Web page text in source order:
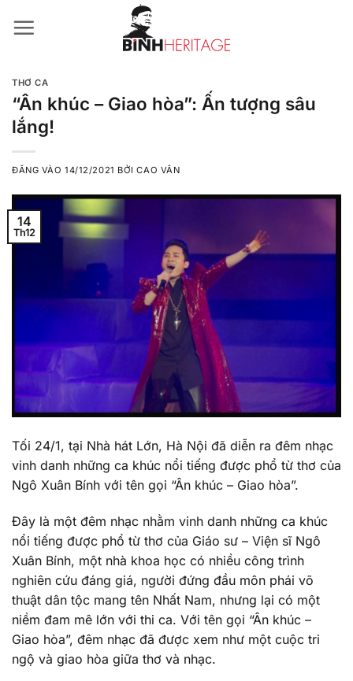
qua
THƠ CA
“Ân khúc – Giao hòa”: Ấn tượng sâu
lắng!
ĐĂNG VÀO14/12/2021 BỞICAO VÂN
14
Th12
Tối 24/1, tại Nhà hát Lớn, Hà Nội đã diễn ra đêm nhạc
vinh danh những ca khúc nổi tiếng được phổ từ thơ của
Ngô Xuân Bính với tên gọi “Ân khúc – Giao hòa”.
Đây là một đêm nhạc nhằm vinh danh những ca khúc
nổi tiếng được phổ từ thơ của Giáo sư – Viện sĩ Ngô
Xuân Bính, một nhà khoa học có nhiều công trình
nghiên cứu đáng giá, người đứng đầu môn phái võ
thuật dân tộc mang tên Nhất Nam, nhưng lại có một
niềm đam mê lớn với thi ca. Với tên gọi “Ân khúc –
Giao hòa”, đêm nhạc đã được xem như một cuộc tri
ngộ và giao hòa giữa thơ và nhạc.